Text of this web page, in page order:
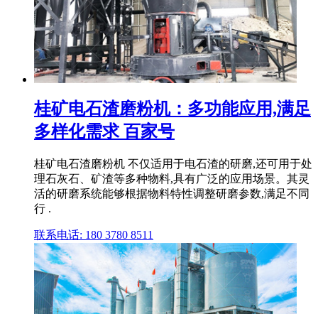
桂矿电石渣磨粉机：多功能应用,满足
多样化需求 百家号
桂矿电石渣磨粉机 不仅适用于电石渣的研磨,还可用于处
理石灰石、矿渣等多种物料,具有广泛的应用场景。其灵
活的研磨系统能够根据物料特性调整研磨参数,满足不同
行 .
联系电话: 180 3780 8511